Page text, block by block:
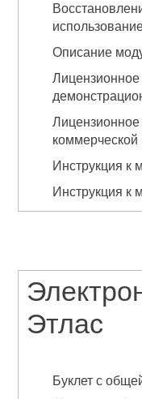
Описание
Инструкция к
Инструкция к
Этлас
Буклет с